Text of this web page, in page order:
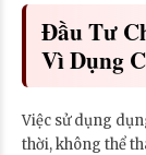
Đầu Tư
Vì Dụng
Việc sử dụng
thời, không thể